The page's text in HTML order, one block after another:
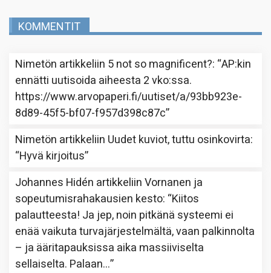
KOMMENTIT
Nimetön artikkeliin 5 not so magnificent?: “AP:kin
ennätti uutisoida aiheesta 2 vko:ssa.
https://www.arvopaperi.fi/uutiset/a/93bb923e-
8d89-45f5-bf07-f957d398c87c”
Nimetön artikkeliin Uudet kuviot, tuttu osinkovirta:
“Hyvä kirjoitus”
Johannes Hidén artikkeliinVornanen ja
sopeutumisrahakausien kesto: “Kiitos
palautteesta! Ja jep, noin pitkänä systeemi ei
enää vaikuta turvajärjestelmältä, vaan palkinnolta
– ja ääritapauksissa aika massiiviselta
sellaiselta. Palaan…”